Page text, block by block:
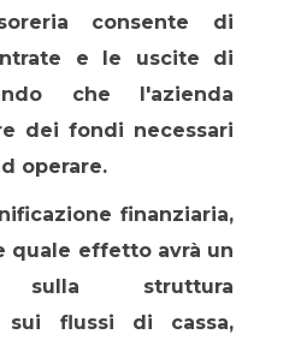
consente di
e le uscite di
che l'azienda
dei fondi necessari
operare.
finanziaria,
quale effetto avrà un
sulla struttura
sui flussi di cassa,